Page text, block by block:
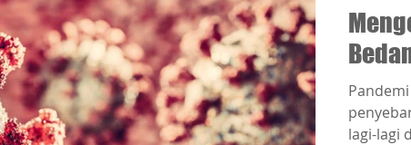
lagi-lagi